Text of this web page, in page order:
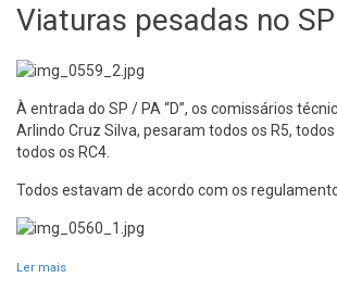
Viaturas pesadas no SP
À entrada do SP / PA “D”, os comissários
Arlindo Cruz Silva, pesaram todos os R5,
todos os RC4.
Todos estavam de acordo com os
Ler mais